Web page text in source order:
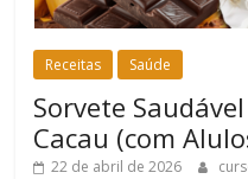
Receitas Saúde
Sorvete
Cacau (com
22 de abril de 2026